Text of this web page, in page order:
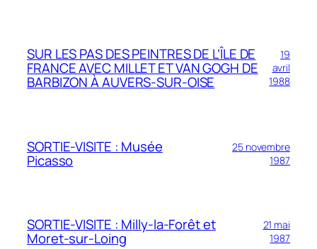
SUR LES PAS DES PEINTRES DE L’ÎLE DE
FRANCE AVEC MILLET ET VAN GOGH DE
BARBIZON À AUVERS-SUR-OISE
19
avril
1988
SORTIE-VISITE : Musée
Picasso
25 novembre
1987
SORTIE-VISITE : Milly-la-Forêt et
Moret-sur-Loing
21 mai
1987